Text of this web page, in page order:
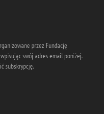
przez Fundację
swój adres email poniżej.
subskrypcję.